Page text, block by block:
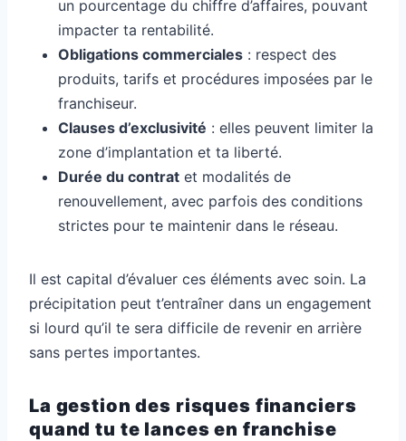
un pourcentage du chiffre d’affaires, pouvant
impacter ta rentabilité.
Obligations commerciales : respect des
produits, tarifs et procédures imposées par le
franchiseur.
Clauses d’exclusivité : elles peuvent limiter la
zone d’implantation et ta liberté.
Durée du contrat et modalités de
renouvellement, avec parfois des conditions
strictes pour te maintenir dans le réseau.
Il est capital d’évaluer ces éléments avec soin. La
précipitation peut t’entraîner dans un engagement
si lourd qu’il te sera difficile de revenir en arrière
sans pertes importantes.
La gestion des risques financiers
quand tu te lances en franchise